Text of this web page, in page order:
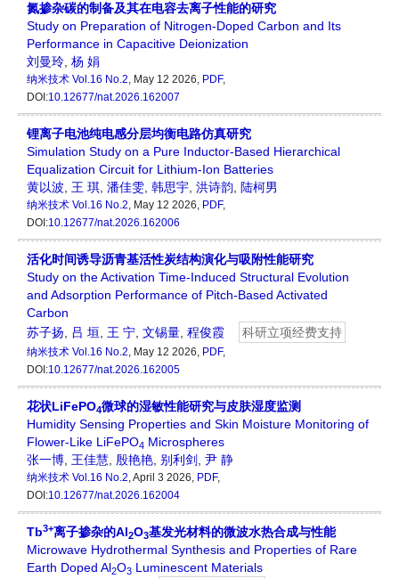
氮掺杂碳的制备及其在电容去离子性能的研究
Study on Preparation of Nitrogen-Doped Carbon and Its
Performance in Capacitive Deionization
刘曼玲, 杨 娟
纳米技术 Vol.16 No.2, May 12 2026, PDF,
DOI:10.12677/nat.2026.162007
锂离子电池纯电感分层均衡电路仿真研究
Simulation Study on a Pure Inductor-Based Hierarchical
Equalization Circuit for Lithium-Ion Batteries
黄以波, 王 琪, 潘佳雯, 韩思宇, 洪诗韵, 陆柯男
纳米技术 Vol.16 No.2, May 12 2026, PDF,
DOI:10.12677/nat.2026.162006
活化时间诱导沥青基活性炭结构演化与吸附性能研究
Study on the Activation Time-Induced Structural Evolution
and Adsorption Performance of Pitch-Based Activated
Carbon
苏子扬, 吕 垣, 王 宁, 文锡量, 程俊霞 科研立项经费支持
纳米技术 Vol.16 No.2, May 12 2026, PDF,
DOI:10.12677/nat.2026.162005
花状LiFePO4微球的湿敏性能研究与皮肤湿度监测
Humidity Sensing Properties and Skin Moisture Monitoring of
Flower-Like LiFePO4 Microspheres
张一博, 王佳慧, 殷艳艳, 别利剑 , 尹 静
纳米技术 Vol.16 No.2, April 3 2026, PDF,
DOI:10.12677/nat.2026.162004
Tb3+离子掺杂的Al2O3基发光材料的微波水热合成与性能
Microwave Hydrothermal Synthesis and Properties of Rare
Earth Doped Al2O3 Luminescent Materials